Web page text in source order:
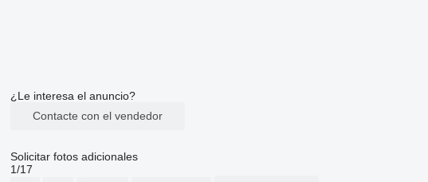
¿Le interesa el anuncio?
Contacte con el vendedor
Solicitar fotos adicionales
1/17